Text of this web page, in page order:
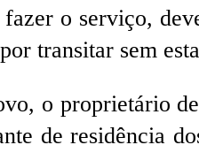
o serviço,
transitar sem
o proprietário
de residência